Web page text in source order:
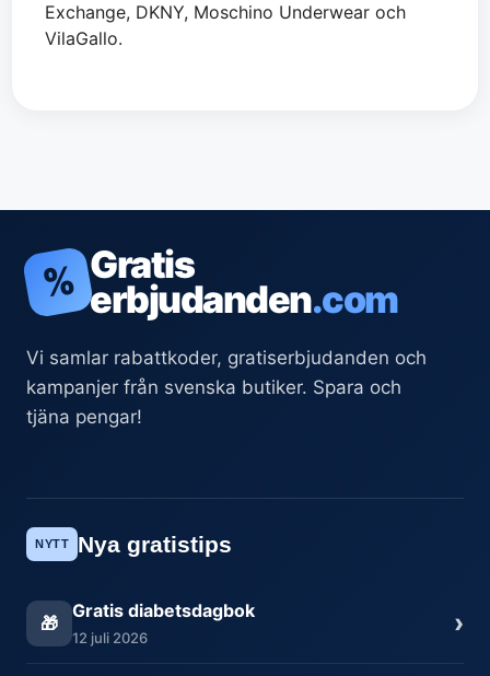
Exchange, DKNY, Moschino Underwear och
VilaGallo.
% Gratis
erbjudanden.com
Vi samlar rabattkoder, gratiserbjudanden och
kampanjer från svenska butiker. Spara och
tjäna pengar!
NYTT Nya gratistips
🎁
Gratis diabetsdagbok
12 juli 2026 ›